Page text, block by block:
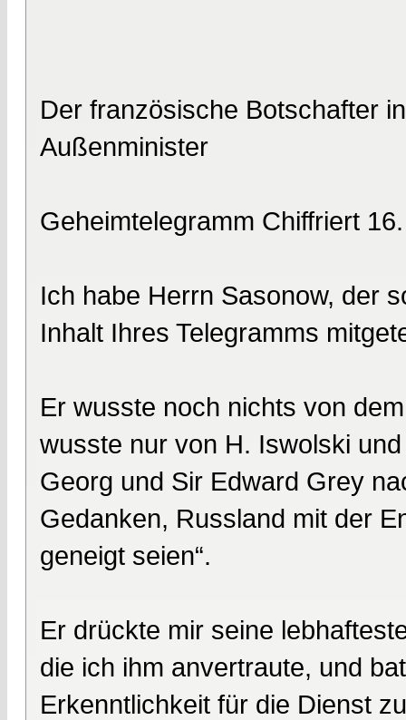
Der französische Botschafter
Außenminister
Geheimtelegramm Chiffriert
Ich habe Herrn Sasonow, der
Inhalt Ihres Telegramms
Er wusste noch nichts von
wusste nur von H. Iswolski
Georg und Sir Edward Grey
Gedanken, Russland mit der
geneigt seien“.
Er drückte mir seine
die ich ihm anvertraute, und
Erkenntlichkeit für die Dienst